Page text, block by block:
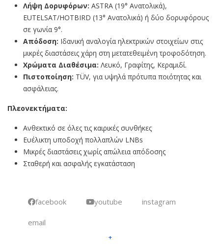
Λήψη Δορυφόρων: ASTRA (19° Ανατολικά),
EUTELSAT/HOTBIRD (13° Ανατολικά) ή δύο δορυφόρους
σε γωνία 9°.
Απόδοση: Ιδανική αναλογία ηλεκτρικών στοιχείων στις
μικρές διαστάσεις χάρη στη μετατεθειμένη τροφοδότηση.
Χρώματα Διαθέσιμα: Λευκό, Γραφίτης, Κεραμιδί.
Πιστοποίηση: TÜV, για υψηλά πρότυπα ποιότητας και
ασφάλειας.
Πλεονεκτήματα:
Ανθεκτικό σε όλες τις καιρικές συνθήκες
Ευέλικτη υποδοχή πολλαπλών LNBs
Μικρές διαστάσεις χωρίς απώλεια απόδοσης
Σταθερή και ασφαλής εγκατάσταση
facebook youtube instagram
email
+